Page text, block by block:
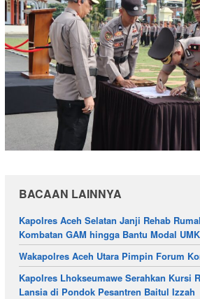
BACAAN LAINNYA
Kapolres Aceh Selatan Janji Rehab
Kombatan GAM hingga Bantu Modal
Wakapolres Aceh Utara Pimpin Forum
Kapolres Lhokseumawe Serahkan Kursi
Lansia di Pondok Pesantren Baitul Izzah